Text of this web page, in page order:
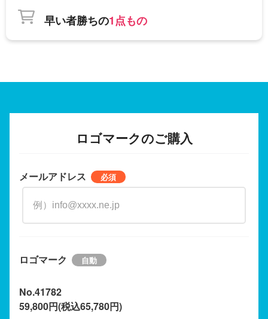
早い者勝ちの1点もの
ロゴマークのご購入
メールアドレス
ロゴマーク
No.41782
59,800円(税込65,780円)